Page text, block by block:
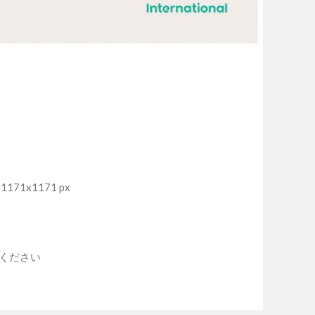
px
ださい